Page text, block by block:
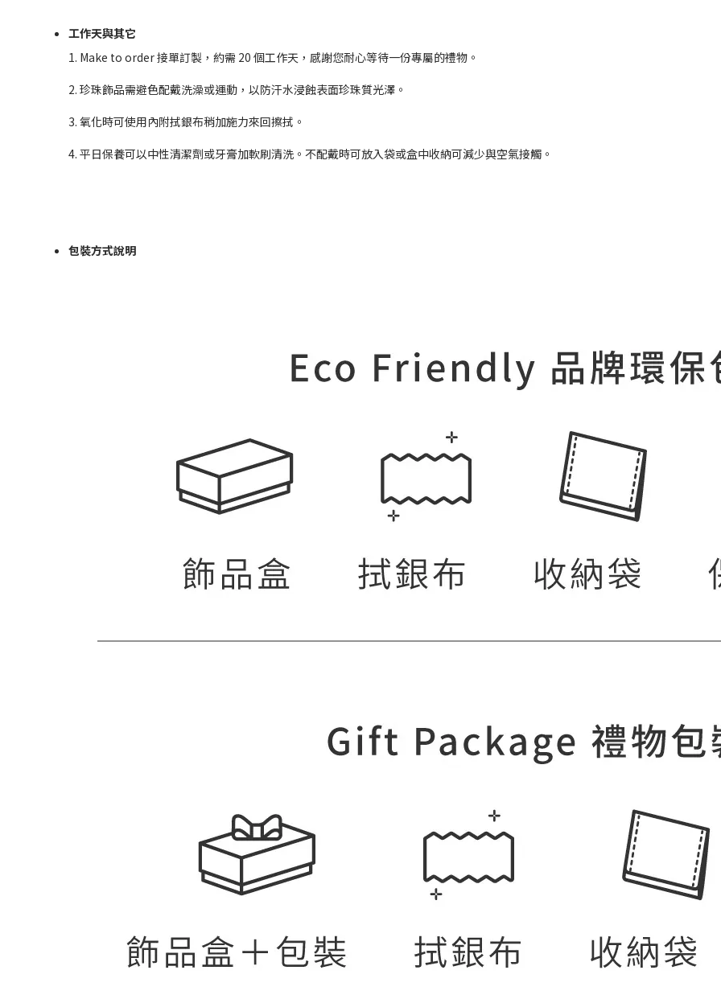
工作天與其它
1. Make to order 接單訂製，約需 20 個工作天，感謝您耐心等待一份專屬的禮物。
2. 珍珠飾品需避色配戴洗澡或運動，以防汗水浸蝕表面珍珠質光澤。
3. 氧化時可使用內附拭銀布稍加施力來回擦拭。
4. 平日保養可以中性清潔劑或牙膏加軟刷清洗。不配戴時可放入袋或盒中收納可減少與空氣接觸。
包裝方式說明